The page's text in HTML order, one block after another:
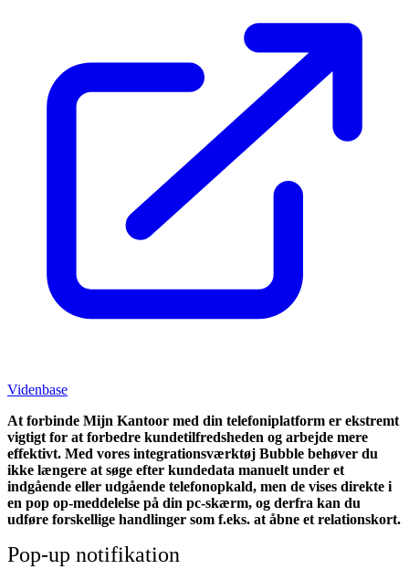
Videnbase
At forbinde Mijn Kantoor med din telefoniplatform er ekstremt
vigtigt for at forbedre kundetilfredsheden og arbejde mere
effektivt. Med vores integrationsværktøj Bubble behøver du
ikke længere at søge efter kundedata manuelt under et
indgående eller udgående telefonopkald, men de vises direkte i
en pop op-meddelelse på din pc-skærm, og derfra kan du
udføre forskellige handlinger som f.eks. at åbne et relationskort.
Pop-up notifikation